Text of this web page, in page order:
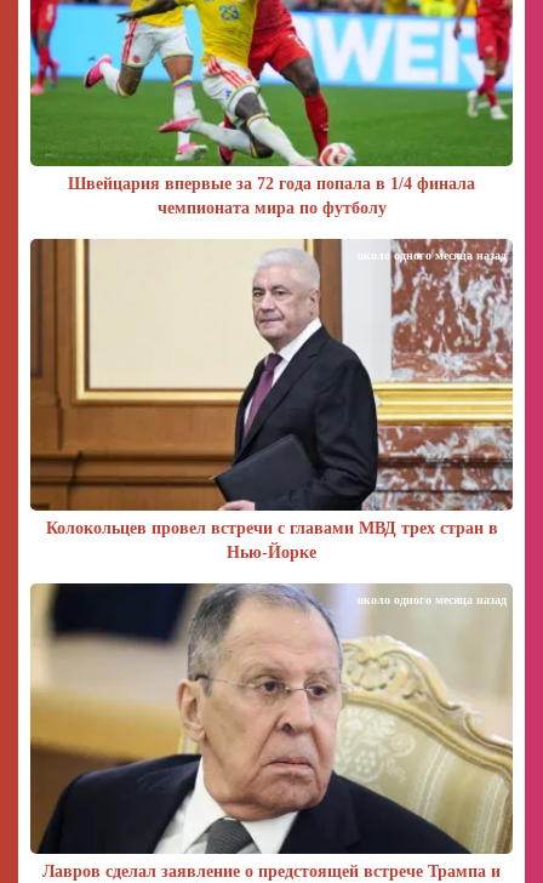
Швейцария впервые за 72 года попала в 1/4 финала
чемпионата мира по футболу
Колокольцев провел встречи с главами МВД трех стран в
Нью-Йорке
около одного месяца назад
Лавров сделал заявление о предстоящей встрече Трампа и
около одного месяца назад